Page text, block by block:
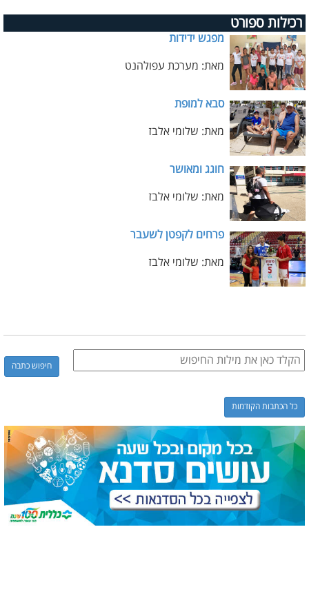
רכילות ספורט
מפגש ידידות
מאת: מערכת עפולהנט
סבא למופת
מאת: שלומי אלבז
חוגג ומאושר
מאת: שלומי אלבז
פרחים לקפטן לשעבר
מאת: שלומי אלבז
כל הכתבות הקודמות